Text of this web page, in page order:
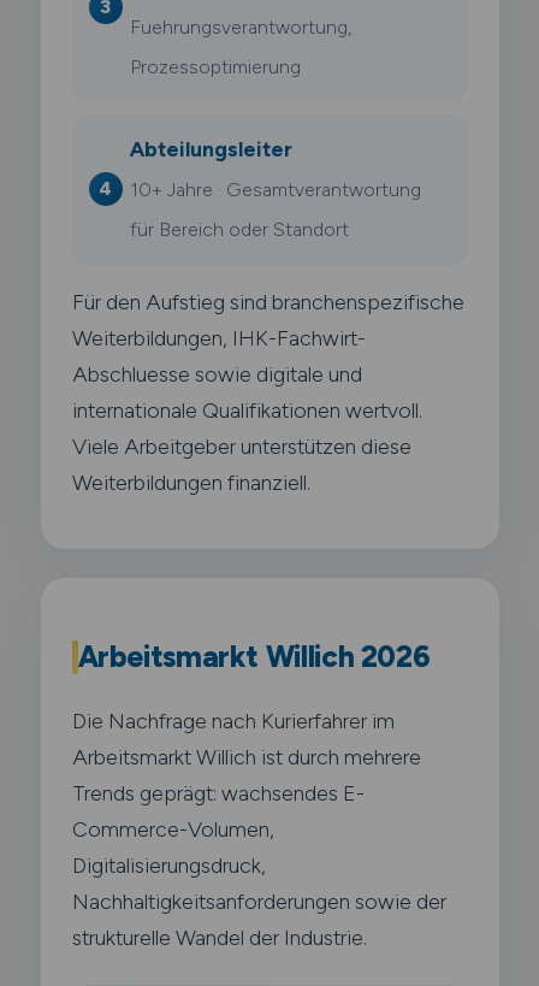
Fuehrungsverantwortung,
Prozessoptimierung
Abteilungsleiter
10+ Jahre · Gesamtverantwortung
für Bereich oder Standort
Für den Aufstieg sind branchenspezifische
Weiterbildungen, IHK-Fachwirt-
Abschluesse sowie digitale und
internationale Qualifikationen wertvoll.
Viele Arbeitgeber unterstützen diese
Weiterbildungen finanziell.
Arbeitsmarkt Willich 2026
Die Nachfrage nach Kurierfahrer im
Arbeitsmarkt Willich ist durch mehrere
Trends geprägt: wachsendes E-
Commerce-Volumen,
Digitalisierungsdruck,
Nachhaltigkeitsanforderungen sowie der
strukturelle Wandel der Industrie.